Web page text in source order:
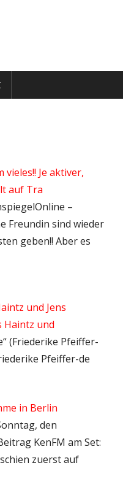
Je aktiver,
auf Tra
–
Freundin sind wieder
geben!! Aber es
und Jens
Haintz und
(Friederike Pfeiffer-
Pfeiffer-de
in Berlin
den
KenFM am Set:
zuerst auf